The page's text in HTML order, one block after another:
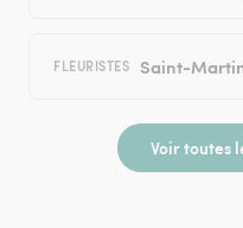
FLEURISTES Saint-
Voir toutes